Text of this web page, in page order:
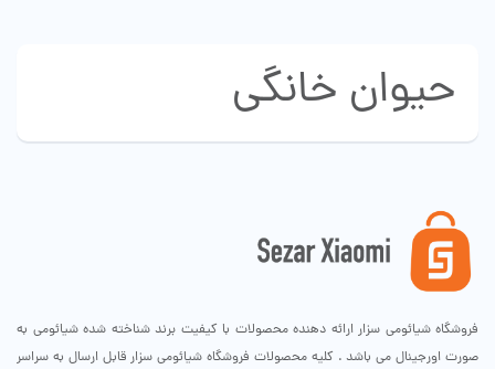
حیوان خانگی
فروشگاه شیائومی سزار ارائه دهنده محصولات با کیفیت برند شناخته شده شیائومی به
صورت اورجینال می باشد . کلیه محصولات فروشگاه شیائومی سزار قابل ارسال به سراسر